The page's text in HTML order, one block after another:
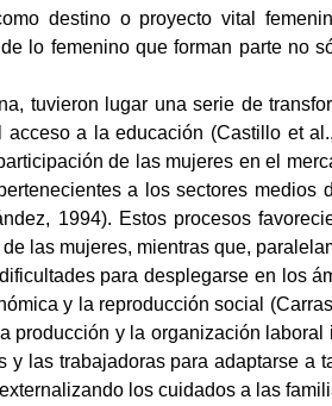
destino o proyecto vital
lo femenino que forman parte
tuvieron lugar una serie de
a la educación (Castillo et
de las mujeres en el
a los sectores
1994). Estos procesos
las mujeres, mientras que,
para desplegarse en los
y la reproducción social
producción y la organización
las trabajadoras para adaptarse
los cuidados a las